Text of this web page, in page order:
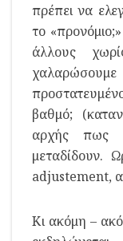
πρέπει να
το
άλλους
βαθμό;
αρχής πως
μεταδίδουν.
adjustement,
Κι ακόμη –